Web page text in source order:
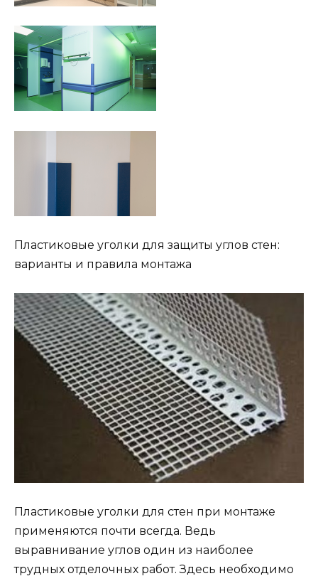
Пластиковые уголки для защиты углов стен:
варианты и правила монтажа
Пластиковые уголки для стен при монтаже
применяются почти всегда. Ведь
выравнивание углов один из наиболее
трудных отделочных работ. Здесь необходимо